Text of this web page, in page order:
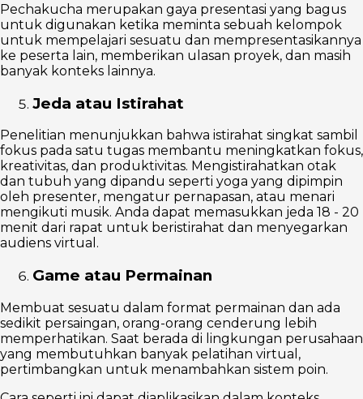
Pechakucha merupakan gaya presentasi yang bagus
untuk digunakan ketika meminta sebuah kelompok
untuk mempelajari sesuatu dan mempresentasikannya
ke peserta lain, memberikan ulasan proyek, dan masih
banyak konteks lainnya.
Jeda atau Istirahat
Penelitian menunjukkan bahwa istirahat singkat sambil
fokus pada satu tugas membantu meningkatkan fokus,
kreativitas, dan produktivitas. Mengistirahatkan otak
dan tubuh yang dipandu seperti yoga yang dipimpin
oleh presenter, mengatur pernapasan, atau menari
mengikuti musik. Anda dapat memasukkan jeda 18 - 20
menit dari rapat untuk beristirahat dan menyegarkan
audiens virtual.
Game atau Permainan
Membuat sesuatu dalam format permainan dan ada
sedikit persaingan, orang-orang cenderung lebih
memperhatikan. Saat berada di lingkungan perusahaan
yang membutuhkan banyak pelatihan virtual,
pertimbangkan untuk menambahkan sistem poin.